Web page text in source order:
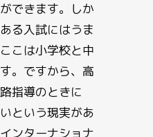
できます。しか
る入試にはうま
こは小学校と中
。ですから、高
指導のときに
という現実があ
ンターナショナ